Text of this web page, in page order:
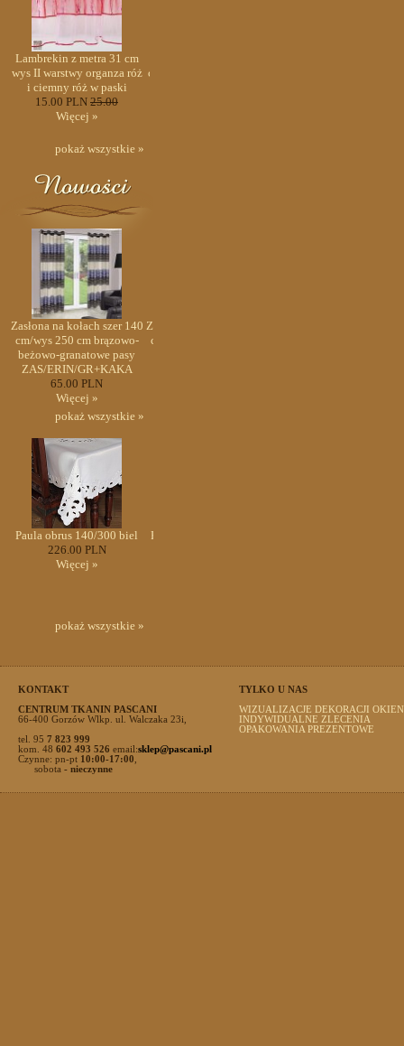
Lambrekin z metra 31 cm
wys II warstwy organza róż
i ciemny róż w paski
15.00 PLN 25.00
Więcej »
cm/wys 48 cm tafta bordo-
pokaż wszystkie »
Zasłona na kołach szer 140
cm/wys 250 cm brązowo-
beżowo-granatowe pasy
ZAS/ERIN/GR+KAKA
65.00 PLN
Więcej »
Zasłona na kołach szer 140
cm/wys 250 cm brązowo-
pokaż wszystkie »
Paula obrus 140/300 biel
226.00 PLN
Więcej »
Paula obrus 140/300 biel
pokaż wszystkie »
KONTAKT
CENTRUM TKANIN PASCANI
66-400 Gorzów Wlkp. ul. Walczaka 23i,
tel. 95 7 823 999
kom. 48 602 493 526 email:sklep@pascani.pl
Czynne: pn-pt 10:00-17:00
sobota - nieczynne
TYLKO U NAS
WIZUALIZACJE DEKORACJI OKIEN
INDYWIDUALNE ZLECENIA
OPAKOWANIA PREZENTOWE